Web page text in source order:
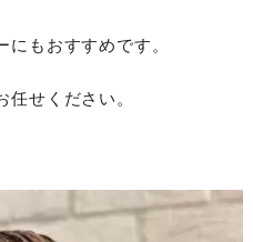
もおすすめです。
せください。